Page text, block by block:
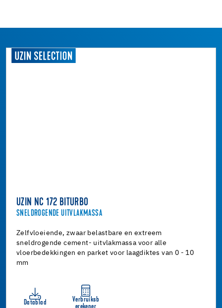
UZIN NC 172 BITURBO
SNELDROGENDE UITVLAKMASSA
Zelfvloeiende, zwaar belastbare en extreem
sneldrogende cement- uitvlakmassa voor alle
vloerbedekkingen en parket voor laagdiktes van 0 - 10
mm
Datablad
Verbruiksb